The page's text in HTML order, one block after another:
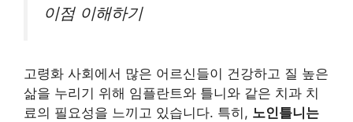
이점 이해하기
고령화 사회에서 많은 어르신들이 건강하고 질 높은
삶을 누리기 위해 임플란트와 틀니와 같은 치과 치
료의 필요성을 느끼고 있습니다. 특히, 노인틀니는